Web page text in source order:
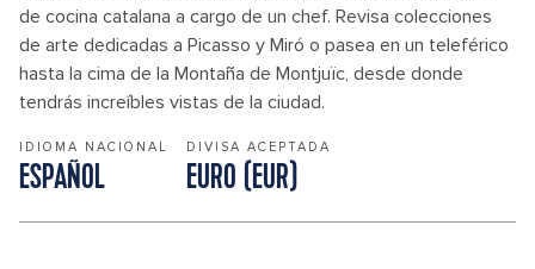
de cocina catalana a cargo de un chef. Revisa colecciones
de arte dedicadas a Picasso y Miró o pasea en un teleférico
hasta la cima de la Montaña de Montjuïc, desde donde
tendrás increíbles vistas de la ciudad.
IDIOMA NACIONAL
ESPAÑOL
DIVISA ACEPTADA
EURO (EUR)